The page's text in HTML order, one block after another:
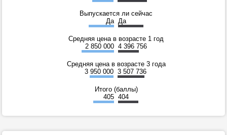
Выпускается ли сейчас
Да Да
Средняя цена в возрасте 1 год
2 850 000 4 396 756
Средняя цена в возрасте 3 года
3 950 000 3 507 736
Итого (баллы)
405 404